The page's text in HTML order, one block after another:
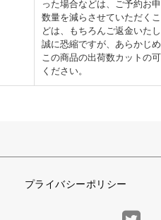
った場合などは、ご予約お
数量を減らさせていただく
どは、もちろんご返金いたし
誠に恐縮ですが、あらかじ
この商品の出荷数カットの
ください。
プライバシーポリシー